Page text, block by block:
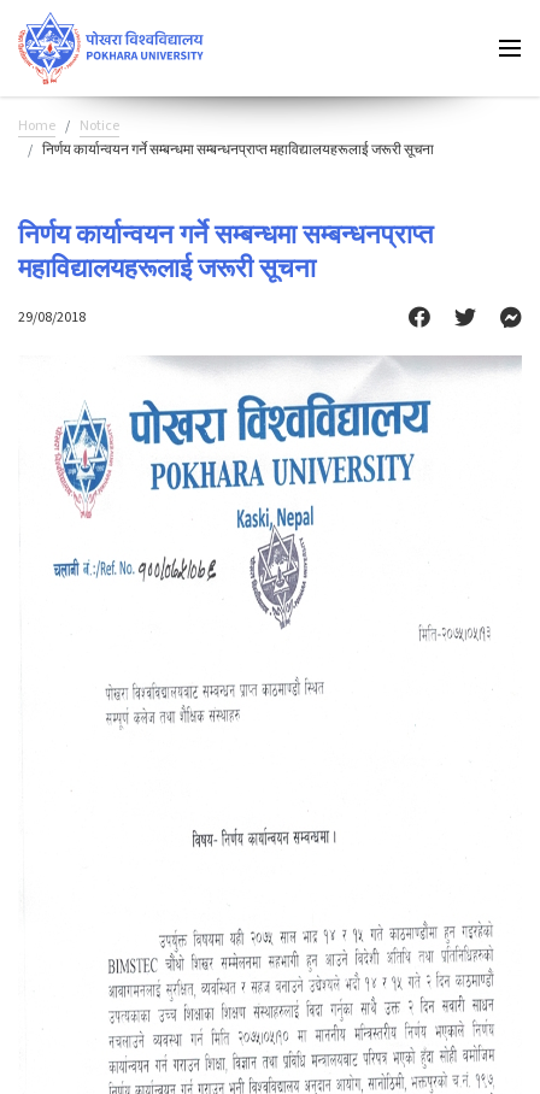
Home
Notice
निर्णय कार्यान्वयन गर्ने सम्बन्धमा सम्बन्धनप्राप्त महाविद्यालयहरूलाई जरूरी सूचना
निर्णय कार्यान्वयन गर्ने सम्बन्धमा सम्बन्धनप्राप्त
महाविद्यालयहरूलाई जरूरी सूचना
29/08/2018